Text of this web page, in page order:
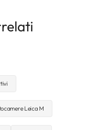
Leica M